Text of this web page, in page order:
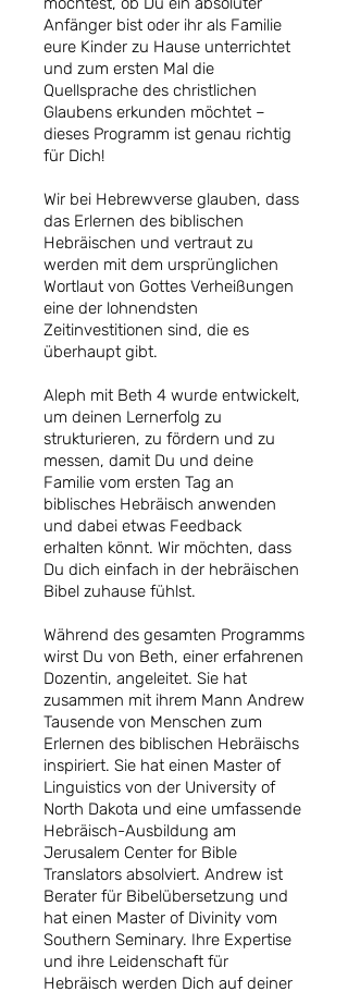
Anfänger bist oder ihr als Familie
eure Kinder zu Hause unterrichtet
und zum ersten Mal die
Quellsprache des christlichen
Glaubens erkunden möchtet –
dieses Programm ist genau richtig
für Dich!
Wir bei Hebrewverse glauben, dass
das Erlernen des biblischen
Hebräischen und vertraut zu
werden mit dem ursprünglichen
Wortlaut von Gottes Verheißungen
eine der lohnendsten
Zeitinvestitionen sind, die es
überhaupt gibt.
Aleph mit Beth 4 wurde entwickelt,
um deinen Lernerfolg zu
strukturieren, zu fördern und zu
messen, damit Du und deine
Familie vom ersten Tag an
biblisches Hebräisch anwenden
und dabei etwas Feedback
erhalten könnt. Wir möchten, dass
Du dich einfach in der hebräischen
Bibel zuhause fühlst.
Während des gesamten Programms
wirst Du von Beth, einer erfahrenen
Dozentin, angeleitet. Sie hat
zusammen mit ihrem Mann Andrew
Tausende von Menschen zum
Erlernen des biblischen Hebräischs
inspiriert. Sie hat einen Master of
Linguistics von der University of
North Dakota und eine umfassende
Hebräisch-Ausbildung am
Jerusalem Center for Bible
Translators absolviert. Andrew ist
Berater für Bibelübersetzung und
hat einen Master of Divinity vom
Southern Seminary. Ihre Expertise
und ihre Leidenschaft für
Hebräisch werden Dich auf deiner